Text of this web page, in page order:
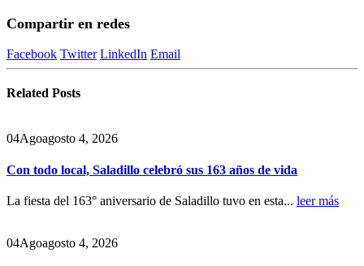
Compartir en redes
Facebook Twitter LinkedIn Email
Related Posts
04Agoagosto 4, 2026
Con todo local, Saladillo celebró sus 163 años de vida
La fiesta del 163° aniversario de Saladillo tuvo en esta... leer más
04Agoagosto 4, 2026